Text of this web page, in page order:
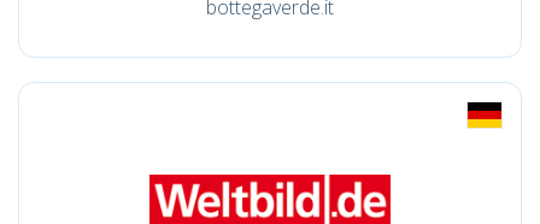
bottegaverde.it